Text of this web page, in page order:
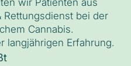
Rettungsdienst bei der
Cannabis.
langjährigen Erfahrung.